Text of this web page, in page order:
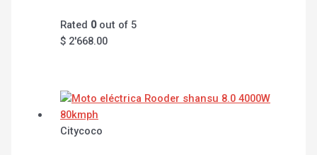
Rated 0out of 5
$ 2'668.00
Citycoco